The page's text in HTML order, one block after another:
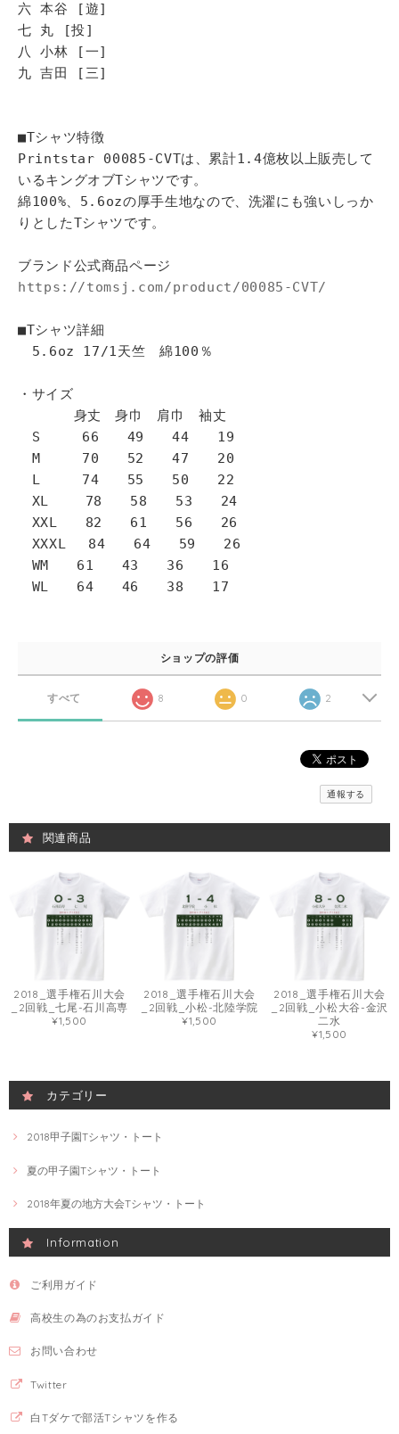
六 本谷 [遊]
七 丸 [投]
八 小林 [一]
九 吉田 [三]
■Tシャツ特徴
Printstar 00085-CVTは、累計1.4億枚以上販売して
いるキングオブTシャツです。
綿100%、5.6ozの厚手生地なので、洗濯にも強いしっか
りとしたTシャツです。
ブランド公式商品ページ
https://tomsj.com/product/00085-CVT/
■Tシャツ詳細
5.6oz 17/1天竺 綿100％
・サイズ
身丈 身巾 肩巾 袖丈
S 66 49 44 19
M 70 52 47 20
L 74 55 50 22
XL 78 58 53 24
XXL 82 61 56 26
XXXL 84 64 59 26
WM 61 43 36 16
WL 64 46 38 17
ショップの評価
すべて 8 0 2
通報する
関連商品
2018_選手権石川大会
_2回戦_七尾-石川高専
¥1,500
2018_選手権石川大会
_2回戦_小松-北陸学院
¥1,500
2018_選手権石川大会
_2回戦_小松大谷-金沢
二水
¥1,500
カテゴリー
2018甲子園Tシャツ・トート
夏の甲子園Tシャツ・トート
2018年夏の地方大会Tシャツ・トート
Information
ご利用ガイド
高校生の為のお支払ガイド
お問い合わせ
Twitter
白Tダケで部活Tシャツを作る